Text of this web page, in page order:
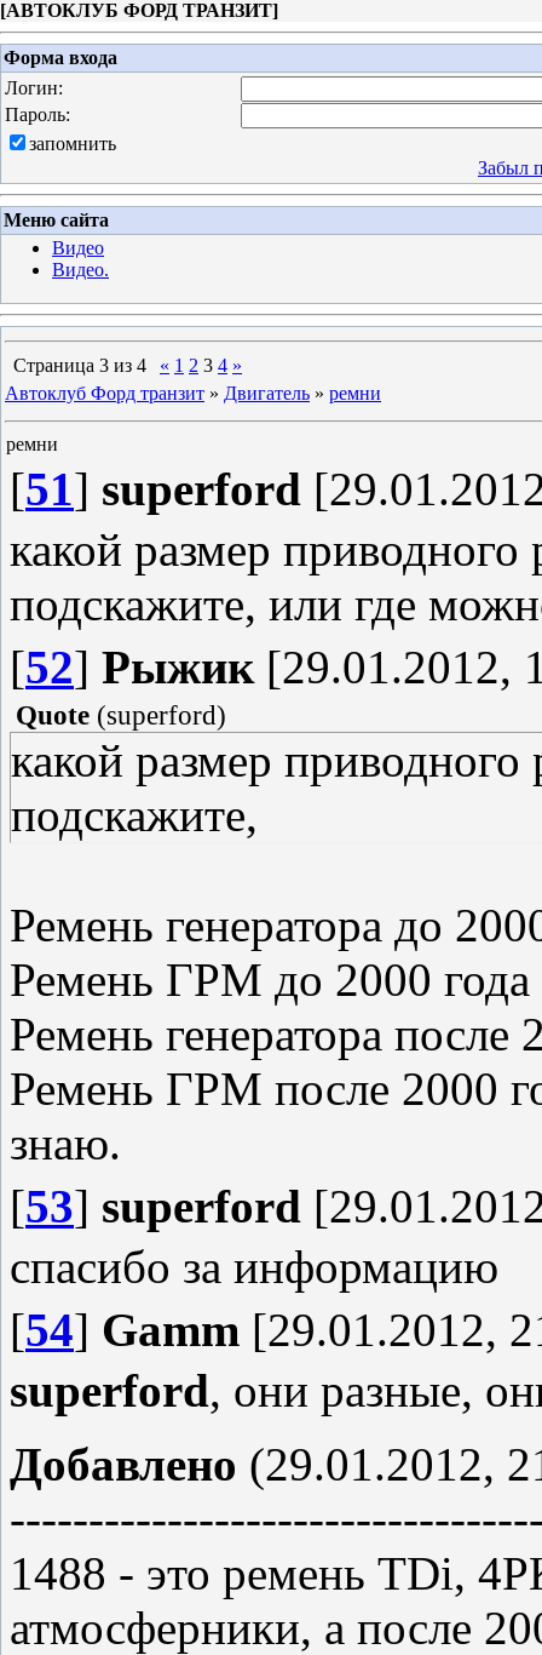
[АВТОКЛУБ ФОРД ТРАНЗИТ]
Форма входа
Логин:
Пароль:
запомнить
Забыл
Меню сайта
Видео
Видео.
Страница 3 из 4 « 1 2 3 4 »
Автоклуб Форд транзит » Двигатель » ремни
ремни
[51] superford
какой размер
подскажите, или где
[52] Рыжик[29.01.2012,
Quote (superford)
какой размер
подскажите,
Ремень генератора до
Ремень ГРМ до 2000
Ремень генератора после
Ремень ГРМ после 2000
знаю.
[53] superford
спасибо за информацию
[54] Gamm [29.01.2012,
superford, они разные,
Добавлено (29.01.2012,
1488 - это ремень TDi,
атмосферники, а после